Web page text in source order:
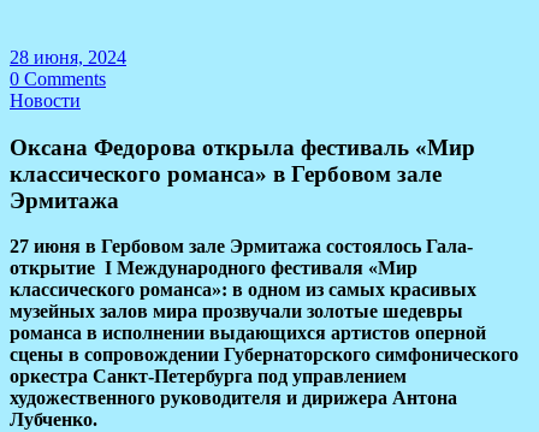
28 июня, 2024
0 Comments
Новости
Оксана Федорова открыла фестиваль «Мир
классического романса» в Гербовом зале
Эрмитажа
27 июня в Гербовом зале Эрмитажа состоялось Гала-
открытие I Международного фестиваля «Мир
классического романса»: в одном из самых красивых
музейных залов мира прозвучали золотые шедевры
романса в исполнении выдающихся артистов оперной
сцены в сопровождении Губернаторского симфонического
оркестра Санкт-Петербурга под управлением
художественного руководителя и дирижера Антона
Лубченко.